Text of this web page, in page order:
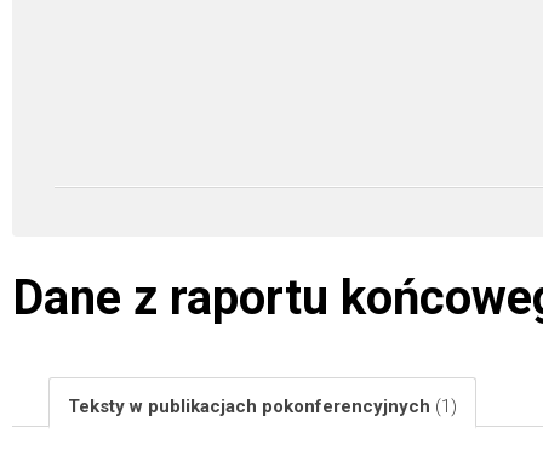
Dane z raportu
Teksty w publikacjach pokonferencyjnych (1)